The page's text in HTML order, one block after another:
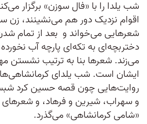
شب یلدا را با «فال سوزن» برگزار
اقوام نزدیک دور هم می‌نشینند، زن
شعرهایی می‌خواند و بعد از تمام
دختربچه‌ای به تکه‌ای پارچه آب
می‌زند. شعرها بنا به ترتیب نشستن
ایشان است. شب یلدای کرمانشاهی‌ها
روایت‌هایی چون قصه حسین کرد
و سهراب، شیرین و فرهاد، و
«شامی کرمانشاهی» می‌گذرد.